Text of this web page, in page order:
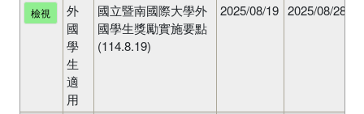
檢視
外
國
學
生
適
用
國立暨南國際大學外
國學生獎勵實施要點
(114.8.19)
2025/08/19 2025/08/28